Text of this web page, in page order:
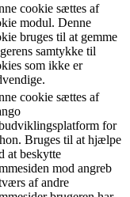
cookie sættes af
modul. Denne
bruges til at gemme
samtykke til
som ikke er
cookie sættes af
for
Bruges til at hjælpe
at beskytte
mod angreb
af andre